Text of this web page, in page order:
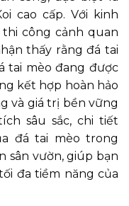
cao cấp. Với kinh
thi công cảnh quan
thấy rằng đá tai
tai mèo đang được
kết hợp hoàn hảo
và giá trị bền vững
sâu sắc, chi tiết
đá tai mèo trong
sân vườn, giúp bạn
đa tiềm năng của